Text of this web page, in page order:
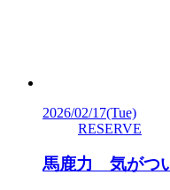
2026/02/17(Tue)
RESERVE
馬鹿力 気がつ